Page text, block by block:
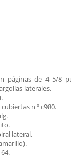
páginas de 4 5/8
laterales.
n º c980.
lateral.